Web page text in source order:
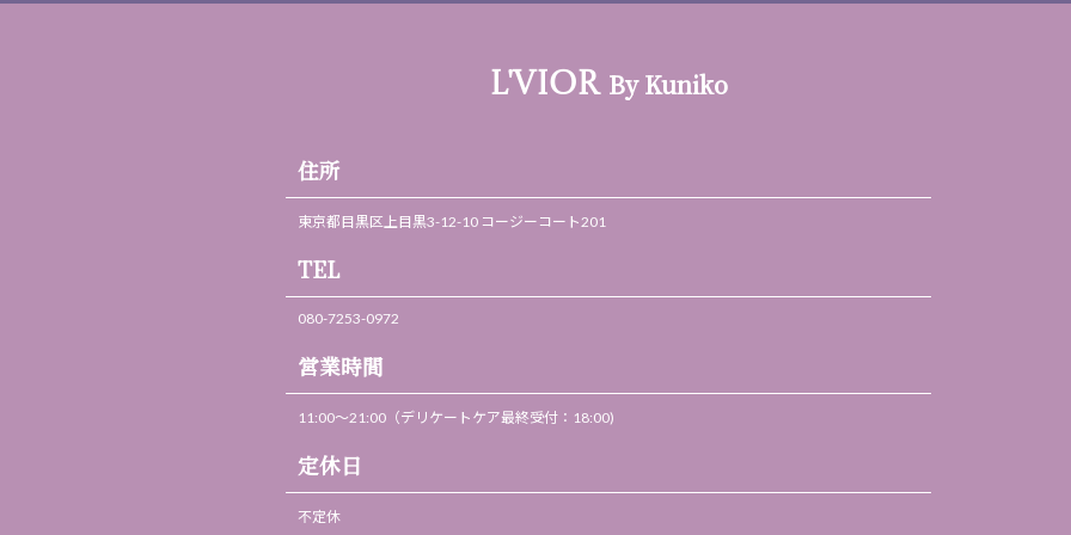
L'VIOR By Kuniko
住所
東京都目黒区上目黒3-12-10 コージーコート201
TEL
080-7253-0972
営業時間
11:00～21:00（デリケートケア最終受付：18:00)
定休日
不定休